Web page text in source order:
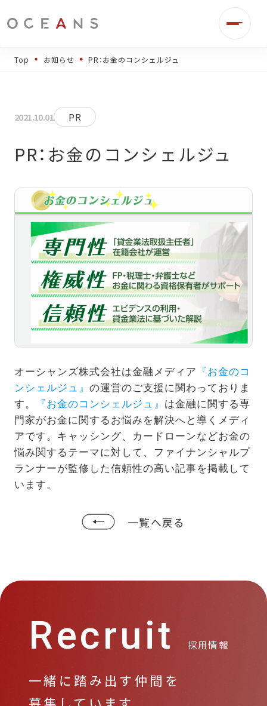
事業伴走
デジタル広告運用
アクセス解析・サイト改善
ウェブサイト・LP制作
デジタルマーケティング研修
Top お知らせ PR：お金のコンシェルジュ
2021.10.01 PR
PR：お金のコンシェルジュ
オーシャンズ株式会社は金融メディア 『お金のコ
ンシェルジュ』 の運営のご支援に関わっておりま
す。
『お金のコンシェルジュ』 は金融に関する専
門家がお金に関するお悩みを解決へと導くメディ
アです。キャッシング、カードローンなどお金の
悩み関するテーマに対して、ファイナンシャルプ
ランナーが監修した信頼性の高い記事を掲載して
います。
一覧へ戻る
Recruit 採用情報
一緒に踏み出す仲間を